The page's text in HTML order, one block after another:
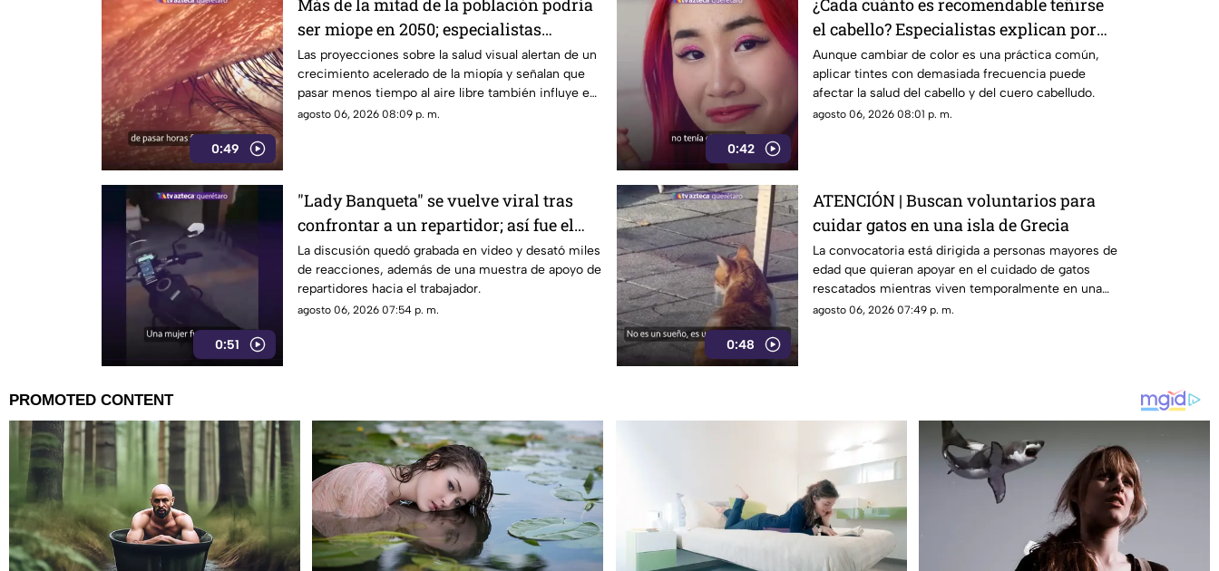
0:49
Más de la mitad de la población podría
ser miope en 2050; especialistas
advierten las causas
Las proyecciones sobre la salud visual alertan de un
crecimiento acelerado de la miopía y señalan que
pasar menos tiempo al aire libre también influye en
su desarrollo.
agosto 06, 2026 08:09 p. m.
0:42
¿Cada cuánto es recomendable teñirse
el cabello? Especialistas explican por
qué hacerlo seguido puede dañarlo
Aunque cambiar de color es una práctica común,
aplicar tintes con demasiada frecuencia puede
afectar la salud del cabello y del cuero cabelludo.
agosto 06, 2026 08:01 p. m.
0:51
"Lady Banqueta" se vuelve viral tras
confrontar a un repartidor; así fue el
momento
La discusión quedó grabada en video y desató miles
de reacciones, además de una muestra de apoyo de
repartidores hacia el trabajador.
agosto 06, 2026 07:54 p. m.
0:48
ATENCIÓN | Buscan voluntarios para
cuidar gatos en una isla de Grecia
La convocatoria está dirigida a personas mayores de
edad que quieran apoyar en el cuidado de gatos
rescatados mientras viven temporalmente en una
isla griega.
agosto 06, 2026 07:49 p. m.